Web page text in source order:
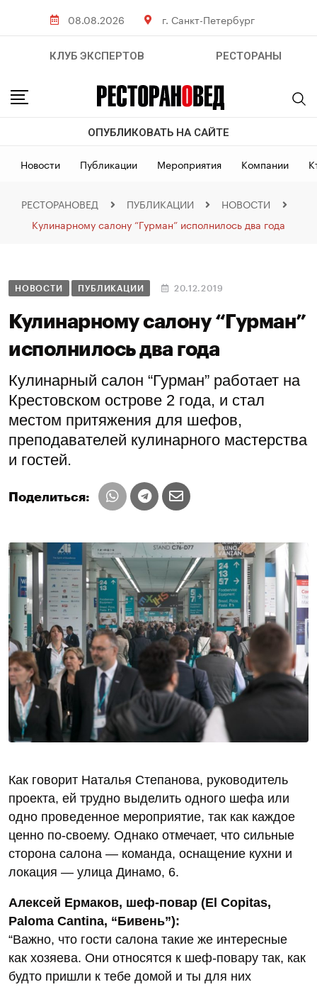
08.08.2026 г. Санкт-Петербург
КЛУБ ЭКСПЕРТОВ РЕСТОРАНЫ
ОПУБЛИКОВАТЬ НА САЙТЕ
Новости Публикации Мероприятия Компании
РЕСТОРАНОВЕД ПУБЛИКАЦИИ
НОВОСТИ
Кулинарному салону “Гурман” исполнилось два года
НОВОСТИ ПУБЛИКАЦИИ 20.12.2019
Кулинарному салону “Гурман”
исполнилось два года
Кулинарный салон “Гурман” работает на
Крестовском острове 2 года, и стал
местом притяжения для шефов,
преподавателей кулинарного мастерства
и гостей.
Поделиться:
Как говорит Наталья Степанова, руководитель
проекта, ей трудно выделить одного шефа или
одно проведенное мероприятие, так как каждое
ценно по-своему. Однако отмечает, что сильные
сторона салона — команда, оснащение кухни и
локация — улица Динамо, 6.
Алексей Ермаков, шеф-повар (El Copitas,
Paloma Cantina, “Бивень”):
“Важно, что гости салона такие же интересные
как хозяева. Они относятся к шеф-повару так, как
будто пришли к тебе домой и ты для них